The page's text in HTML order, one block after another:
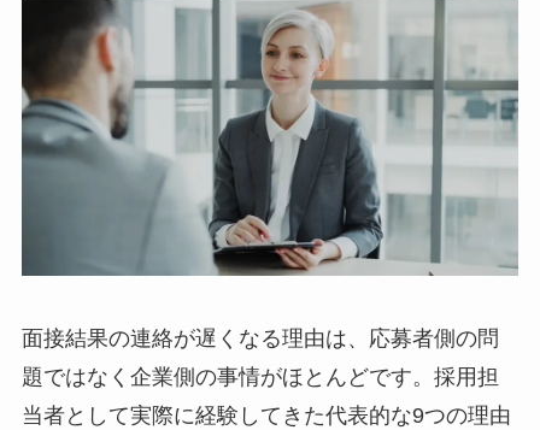
面接結果の連絡が遅くなる理由は、応募者側の問
題ではなく企業側の事情がほとんどです。採用担
当者として実際に経験してきた代表的な9つの理由